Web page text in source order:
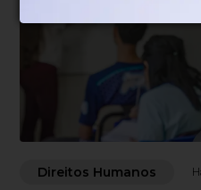
Direitos Humanos